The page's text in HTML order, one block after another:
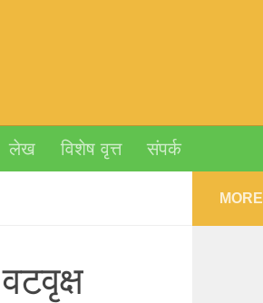
लेख विशेष वृत्त संपर्क
MORE